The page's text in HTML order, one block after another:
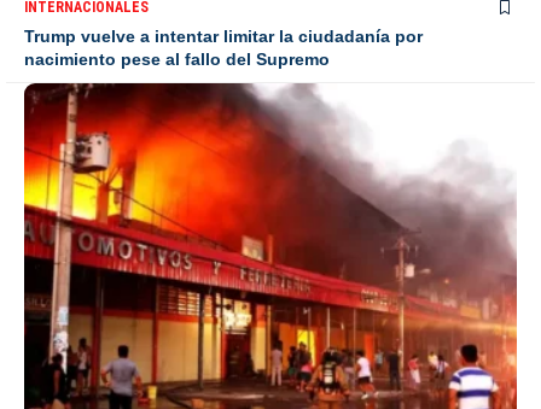
INTERNACIONALES
Trump vuelve a intentar limitar la ciudadanía por
nacimiento pese al fallo del Supremo